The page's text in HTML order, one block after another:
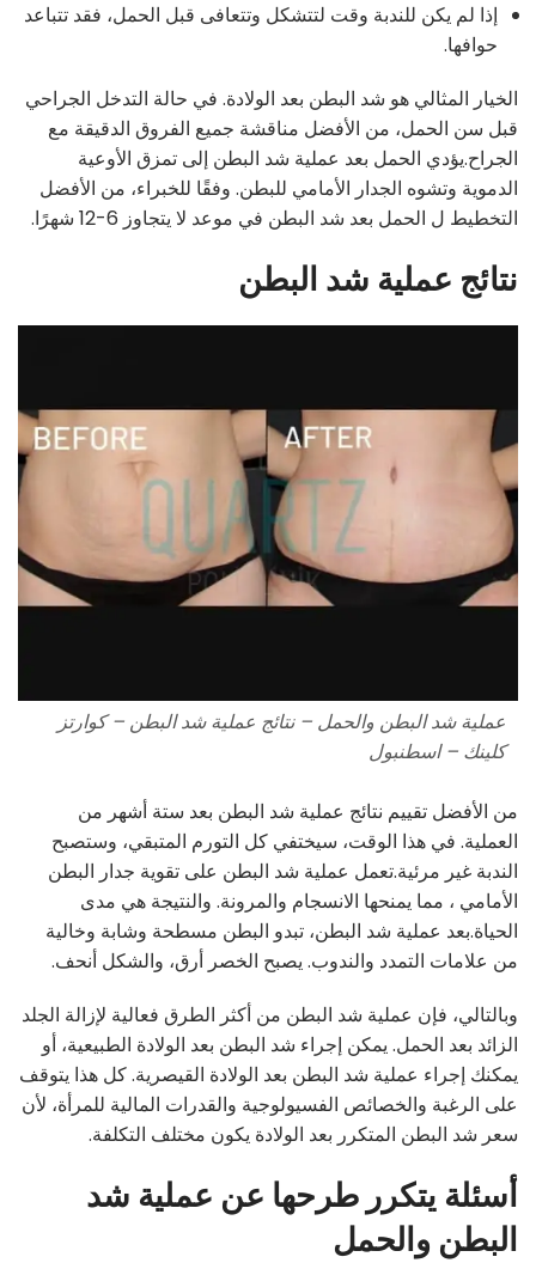
إذا لم يكن للندبة وقت لتتشكل وتتعافى قبل الحمل، فقد تتباعد
حوافها.
الخيار المثالي هو شد البطن بعد الولادة. في حالة التدخل الجراحي
قبل سن الحمل، من الأفضل مناقشة جميع الفروق الدقيقة مع
الجراح.يؤدي الحمل بعد عملية شد البطن إلى تمزق الأوعية
الدموية وتشوه الجدار الأمامي للبطن. وفقًا للخبراء، من الأفضل
التخطيط ل الحمل بعد شد البطن في موعد لا يتجاوز 6-12 شهرًا.
نتائج عملية شد البطن
عملية شد البطن والحمل – نتائج عملية شد البطن – كوارتز
كلينك – اسطنبول
من الأفضل تقييم نتائج عملية شد البطن بعد ستة أشهر من
العملية. في هذا الوقت، سيختفي كل التورم المتبقي، وستصبح
الندبة غير مرئية.تعمل عملية شد البطن على تقوية جدار البطن
الأمامي ، مما يمنحها الانسجام والمرونة. والنتيجة هي مدى
الحياة.بعد عملية شد البطن، تبدو البطن مسطحة وشابة وخالية
من علامات التمدد والندوب. يصبح الخصر أرق، والشكل أنحف.
وبالتالي، فإن عملية شد البطن من أكثر الطرق فعالية لإزالة الجلد
الزائد بعد الحمل. يمكن إجراء شد البطن بعد الولادة الطبيعية، أو
يمكنك إجراء عملية شد البطن بعد الولادة القيصرية. كل هذا يتوقف
على الرغبة والخصائص الفسيولوجية والقدرات المالية للمرأة، لأن
سعر شد البطن المتكرر بعد الولادة يكون مختلف التكلفة.
أسئلة يتكرر طرحها عن عملية شد
البطن والحمل